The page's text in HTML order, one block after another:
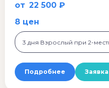
от 22 500 ₽
8 цен
Подробнее Заявка